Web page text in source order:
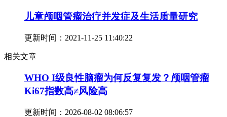
儿童颅咽管瘤治疗并发症及生活质量研究
更新时间： 2021-11-25 11:40:22
相关文章
WHO I级良性脑瘤为何反复复发？颅咽管瘤
Ki67指数高≠风险高
更新时间： 2026-08-02 08:06:57